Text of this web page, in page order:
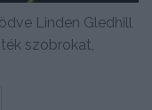
Linden Gledhill
szobrokat,